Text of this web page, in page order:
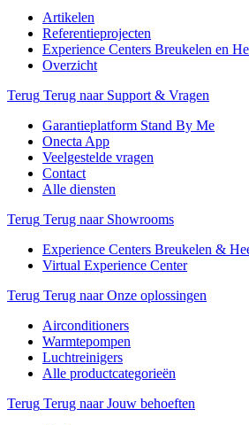
Artikelen
Referentieprojecten
Experience Centers Breukelen en
Overzicht
Terug Terug naar Support & Vragen
Garantieplatform Stand By Me
Onecta App
Veelgestelde vragen
Contact
Alle diensten
Terug Terug naar Showrooms
Experience Centers Breukelen &
Virtual Experience Center
Terug Terug naar Onze oplossingen
Airconditioners
Warmtepompen
Luchtreinigers
Alle productcategorieën
Terug Terug naar Jouw behoeften